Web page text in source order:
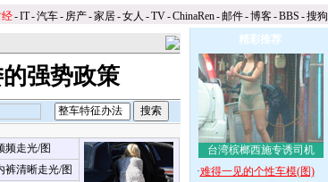
经-IT-汽车- 房产-家居-女人 -TV-ChinaRen-邮件-博客-BBS -搜狗
强势政策
频走光/图
裤清晰走光/图
精彩推荐
台湾槟榔西施专诱司机
·难得一见的个性车模(图)